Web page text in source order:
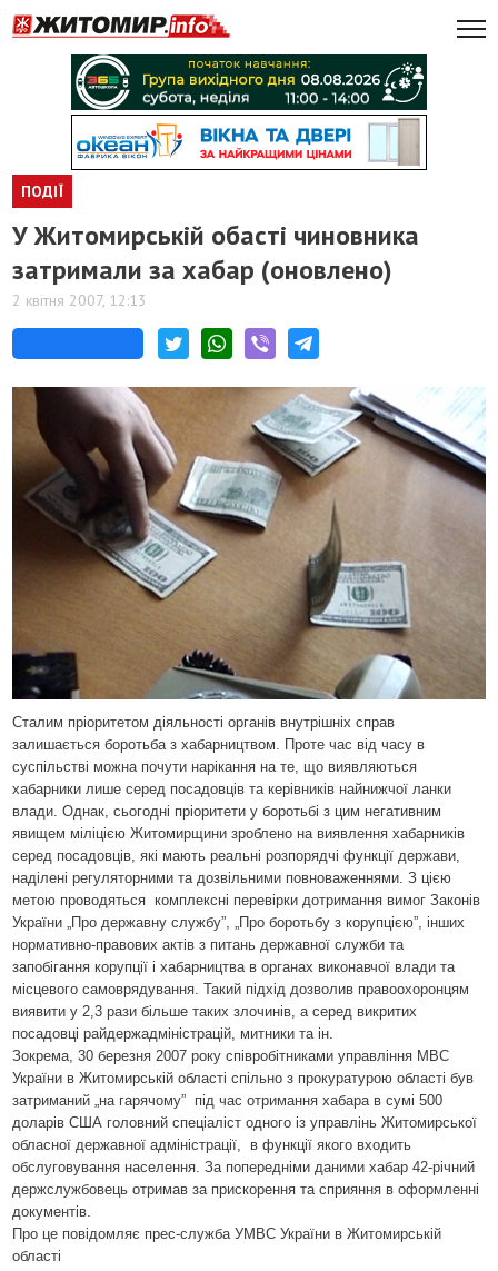
ПОДІЇ
У Житомирській обасті чиновника
затримали за хабар (оновлено)
2 квітня 2007, 12:13
Сталим пріоритетом діяльності органів внутрішніх справ
залишається боротьба з хабарництвом. Проте час від часу в
суспільстві можна почути нарікання на те, що виявляються
хабарники лише серед посадовців та керівників найнижчої ланки
влади. Однак, сьогодні пріоритети у боротьбі з цим негативним
явищем міліцією Житомирщини зроблено на виявлення хабарників
серед посадовців, які мають реальні розпорядчі функції держави,
наділені регуляторними та дозвільними повноваженнями. З цією
метою проводяться комплексні перевірки дотримання вимог Законів
України „Про державну службу”, „Про боротьбу з корупцією”, інших
нормативно-правових актів з питань державної служби та
запобігання корупції і хабарництва в органах виконавчої влади та
місцевого самоврядування. Такий підхід дозволив правоохоронцям
виявити у 2,3 рази більше таких злочинів, а серед викритих
посадовці райдержадміністрацій, митники та ін.
Зокрема, 30 березня 2007 року співробітниками управління МВС
України в Житомирській області спільно з прокуратурою області був
затриманий „на гарячому” під час отримання хабара в сумі 500
доларів США головний спеціаліст одного із управлінь Житомирської
обласної державної адміністрації,
в функції якого входить
обслуговування населення. За попередніми даними хабар 42-річний
держслужбовець отримав за прискорення та сприяння в оформленні
документів.
Про це повідомляє прес-служба УМВС України в Житомирській
області